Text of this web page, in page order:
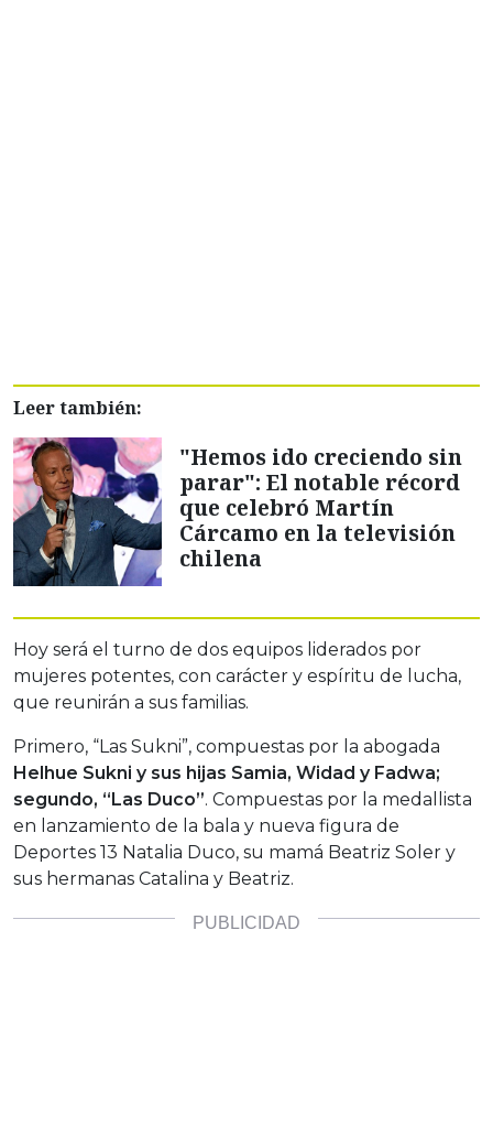
Leer también:
"Hemos ido creciendo sin
parar": El notable récord
que celebró Martín
Cárcamo en la televisión
chilena
Hoy será el turno de dos equipos liderados por
mujeres potentes, con carácter y espíritu de lucha,
que reunirán a sus familias.
Primero, “Las Sukni”, compuestas por la abogada
Helhue Sukni y sus hijas Samia, Widad y Fadwa;
segundo, “Las Duco”. Compuestas por la medallista
en lanzamiento de la bala y nueva figura de
Deportes 13 Natalia Duco, su mamá Beatriz Soler y
sus hermanas Catalina y Beatriz.